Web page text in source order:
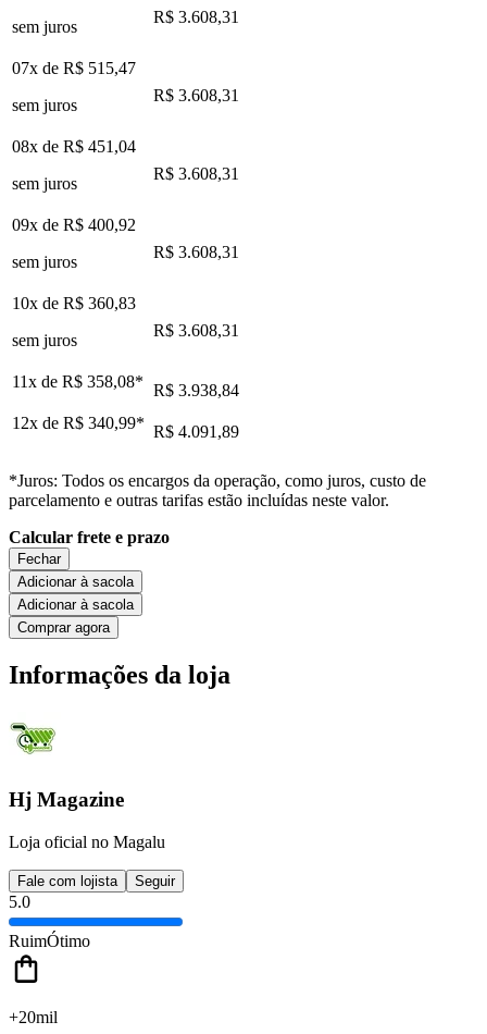
sem juros
R$ 3.608,31
07x de R$ 515,47
sem juros
R$ 3.608,31
08x de R$ 451,04
sem juros
R$ 3.608,31
09x de R$ 400,92
sem juros
R$ 3.608,31
10x de R$ 360,83
sem juros
R$ 3.608,31
11x de R$ 358,08* R$ 3.938,84
12x de R$ 340,99* R$ 4.091,89
*Juros: Todos os encargos da operação, como juros, custo de
parcelamento e outras tarifas estão incluídas neste valor.
Calcular frete e prazo
Fechar
Adicionar à sacola
Adicionar à sacola
Comprar agora
Informações da loja
Hj Magazine
Loja oficial no Magalu
Fale com lojista Seguir
5.0
RuimÓtimo
+20mil